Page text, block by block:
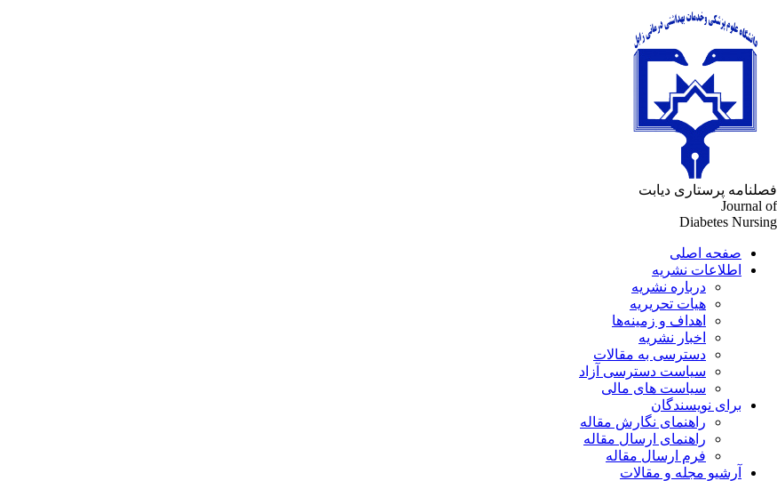
فصلنامه پرستاری دیابت
Journal of
Diabetes Nursing
صفحه اصلی
اطلاعات نشریه
درباره نشریه
هیات تحریریه
اهداف و زمینه‌ها
اخبار نشریه
دسترسی به مقالات
سیاست دسترسی آزاد
سیاست های مالی
برای نویسندگان
راهنمای نگارش مقاله
راهنمای ارسال مقاله
فرم ارسال مقاله
آرشیو مجله و مقالات